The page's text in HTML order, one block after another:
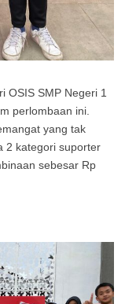
OSIS SMP Negeri 1
perlombaan ini.
yang tak
2 kategori suporter
sebesar Rp